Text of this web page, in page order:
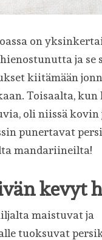
on
ja se
kiitämään
Toisaalta, kun
oli niissä kovin
punertavat
mandariineilta!
kevyt
maistuvat ja
tuoksuvat